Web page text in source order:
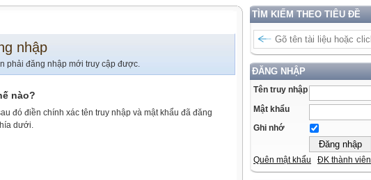
TÌM KIẾM THEO TIÊU ĐỀ
ĐĂNG NHẬP
Tên truy nhập
Mật khẩu
Ghi nhớ
Quên mật khẩu ĐK thành viên
nhập
phải đăng nhập mới truy cập được.
nào?
đó điền chính xác tên truy nhập và mật khẩu đã đăng
dưới.